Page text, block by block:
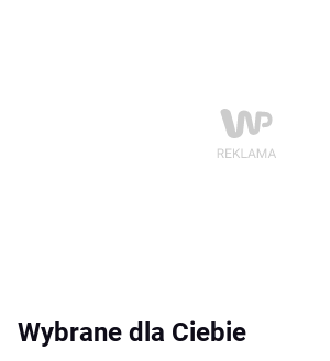
Wybrane dla Ciebie